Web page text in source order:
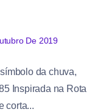
De 2019
da chuva,
Inspirada na Rota
corta...